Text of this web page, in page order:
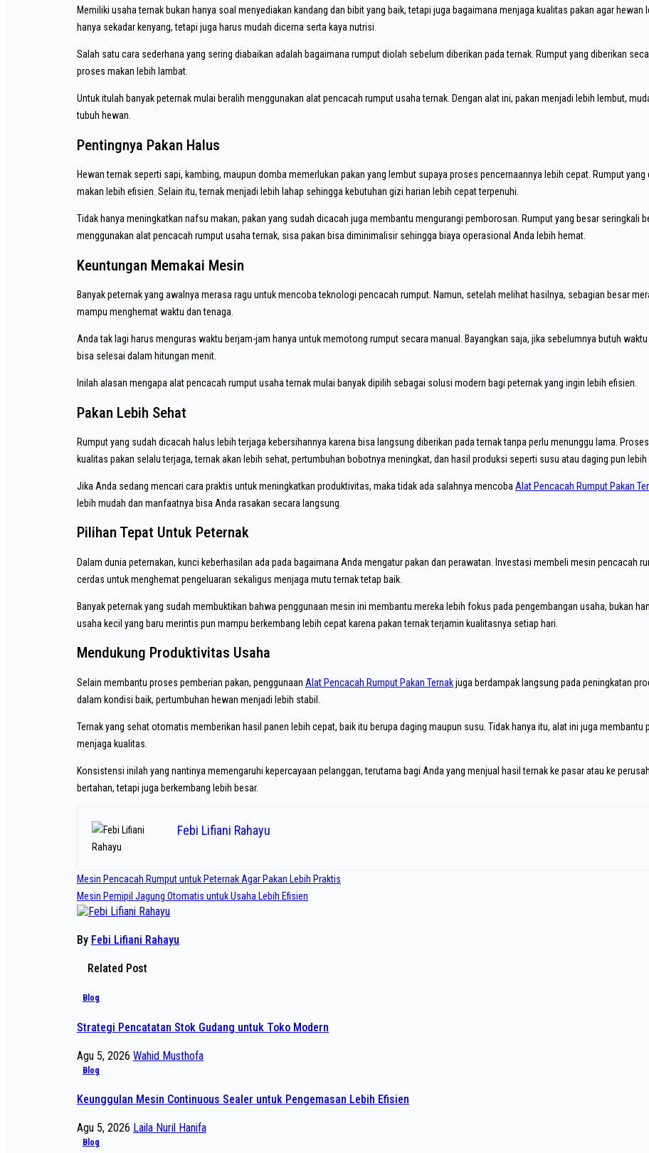
Memiliki usaha ternak bukan hanya soal menyediakan kandang dan bibit yang baik, tetapi juga bagaimana menjaga kualitas pakan agar
hanya sekadar kenyang, tetapi juga harus mudah dicerna serta kaya nutrisi.
Salah satu cara sederhana yang sering diabaikan adalah bagaimana rumput diolah sebelum diberikan pada ternak. Rumput yang diberikan
proses makan lebih lambat.
Untuk itulah banyak peternak mulai beralih menggunakan alat pencacah rumput usaha ternak. Dengan alat ini, pakan menjadi lebih lembut,
tubuh hewan.
Pentingnya Pakan Halus
Hewan ternak seperti sapi, kambing, maupun domba memerlukan pakan yang lembut supaya proses pencernaannya lebih cepat. Rumput
makan lebih efisien. Selain itu, ternak menjadi lebih lahap sehingga kebutuhan gizi harian lebih cepat terpenuhi.
Tidak hanya meningkatkan nafsu makan, pakan yang sudah dicacah juga membantu mengurangi pemborosan. Rumput yang besar seringkali
menggunakan alat pencacah rumput usaha ternak, sisa pakan bisa diminimalisir sehingga biaya operasional Anda lebih hemat.
Keuntungan Memakai Mesin
Banyak peternak yang awalnya merasa ragu untuk mencoba teknologi pencacah rumput. Namun, setelah melihat hasilnya, sebagian besar
mampu menghemat waktu dan tenaga.
Anda tak lagi harus menguras waktu berjam-jam hanya untuk memotong rumput secara manual. Bayangkan saja, jika sebelumnya butuh
bisa selesai dalam hitungan menit.
Inilah alasan mengapa alat pencacah rumput usaha ternak mulai banyak dipilih sebagai solusi modern bagi peternak yang ingin lebih efisien.
Pakan Lebih Sehat
Rumput yang sudah dicacah halus lebih terjaga kebersihannya karena bisa langsung diberikan pada ternak tanpa perlu menunggu lama.
kualitas pakan selalu terjaga, ternak akan lebih sehat, pertumbuhan bobotnya meningkat, dan hasil produksi seperti susu atau daging pun lebih
Jika Anda sedang mencari cara praktis untuk meningkatkan produktivitas, maka tidak ada salahnya mencoba Alat Pencacah Rumput Pakan
lebih mudah dan manfaatnya bisa Anda rasakan secara langsung.
Pilihan Tepat Untuk Peternak
Dalam dunia peternakan, kunci keberhasilan ada pada bagaimana Anda mengatur pakan dan perawatan. Investasi membeli mesin pencacah
cerdas untuk menghemat pengeluaran sekaligus menjaga mutu ternak tetap baik.
Banyak peternak yang sudah membuktikan bahwa penggunaan mesin ini membantu mereka lebih fokus pada pengembangan usaha, bukan
usaha kecil yang baru merintis pun mampu berkembang lebih cepat karena pakan ternak terjamin kualitasnya setiap hari.
Mendukung Produktivitas Usaha
Selain membantu proses pemberian pakan, penggunaan Alat Pencacah Rumput Pakan Ternakjuga berdampak langsung pada peningkatan
dalam kondisi baik, pertumbuhan hewan menjadi lebih stabil.
Ternak yang sehat otomatis memberikan hasil panen lebih cepat, baik itu berupa daging maupun susu. Tidak hanya itu, alat ini juga
menjaga kualitas.
Konsistensi inilah yang nantinya memengaruhi kepercayaan pelanggan, terutama bagi Anda yang menjual hasil ternak ke pasar atau ke
bertahan, tetapi juga berkembang lebih besar.
Febi Lifiani Rahayu
Navigasi
pos
Mesin Pencacah Rumput untuk Peternak Agar Pakan Lebih Praktis
Mesin Pemipil Jagung Otomatis untuk Usaha Lebih Efisien
By Febi Lifiani Rahayu
Related Post
Blog
Strategi Pencatatan Stok Gudang untuk Toko Modern
Agu 5, 2026 Wahid Musthofa
Blog
Keunggulan Mesin Continuous Sealer untuk Pengemasan Lebih Efisien
Agu 5, 2026 Laila Nuril Hanifa
Blog